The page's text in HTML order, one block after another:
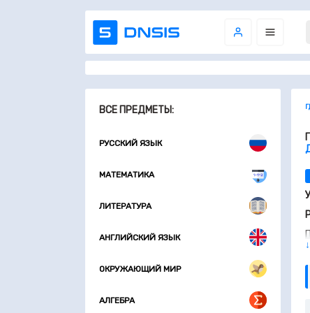
ВСЕ ПРЕДМЕТЫ:
РУССКИЙ ЯЗЫК
МАТЕМАТИКА
ЛИТЕРАТУРА
АНГЛИЙСКИЙ ЯЗЫК
ОКРУЖАЮЩИЙ МИР
АЛГЕБРА